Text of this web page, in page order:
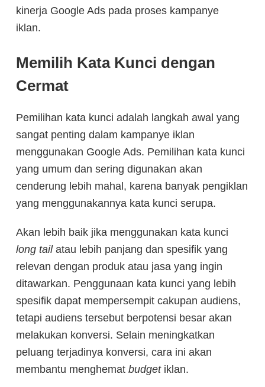
kinerja Google Ads pada proses kampanye
iklan.
Memilih Kata Kunci dengan
Cermat
Pemilihan kata kunci adalah langkah awal yang
sangat penting dalam kampanye iklan
menggunakan Google Ads. Pemilihan kata kunci
yang umum dan sering digunakan akan
cenderung lebih mahal, karena banyak pengiklan
yang menggunakannya kata kunci serupa.
Akan lebih baik jika menggunakan kata kunci
long tailatau lebih panjang dan spesifik yang
relevan dengan produk atau jasa yang ingin
ditawarkan. Penggunaan kata kunci yang lebih
spesifik dapat mempersempit cakupan audiens,
tetapi audiens tersebut berpotensi besar akan
melakukan konversi. Selain meningkatkan
peluang terjadinya konversi, cara ini akan
membantu menghemat budget iklan.